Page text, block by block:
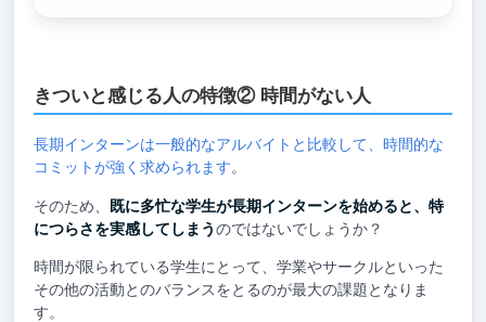
きついと感じる人の特徴② 時間がない人
長期インターンは一般的なアルバイトと比較して、時間的な
コミットが強く求められます。
そのため、 既に多忙な学生が長期インターンを始めると、特
につらさを実感してしまうのではないでしょうか？
時間が限られている学生にとって、学業やサークルといった
その他の活動とのバランスをとるのが最大の課題となりま
す。